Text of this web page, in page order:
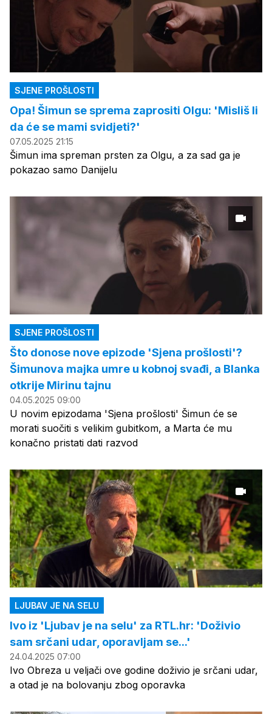
SJENE PROŠLOSTI
Opa! Šimun se sprema zaprositi Olgu: 'Misliš li
da će se mami svidjeti?'
07.05.2025 21:15
Šimun ima spreman prsten za Olgu, a za sad ga je
pokazao samo Danijelu
SJENE PROŠLOSTI
Što donose nove epizode 'Sjena prošlosti'?
Šimunova majka umre u kobnoj svađi, a Blanka
otkrije Mirinu tajnu
04.05.2025 09:00
U novim epizodama 'Sjena prošlosti' Šimun će se
morati suočiti s velikim gubitkom, a Marta će mu
konačno pristati dati razvod
LJUBAV JE NA SELU
Ivo iz 'Ljubav je na selu' za RTL.hr: 'Doživio
sam srčani udar, oporavljam se...'
24.04.2025 07:00
Ivo Obreza u veljači ove godine doživio je srčani udar,
a otad je na bolovanju zbog oporavka